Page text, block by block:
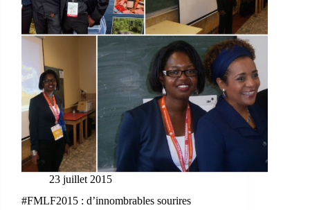
23 juillet 2015
#FMLF2015 : d’innombrables sourires